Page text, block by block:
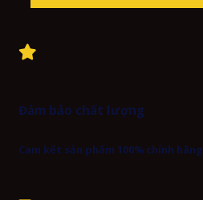
Đảm bảo chất lượng
Cam kết sản phẩm 100% chính hãng